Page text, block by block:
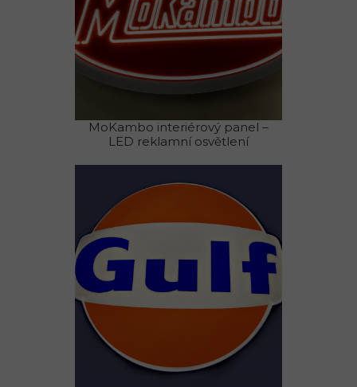
MoKambo interiérový panel –
LED reklamní osvětlení